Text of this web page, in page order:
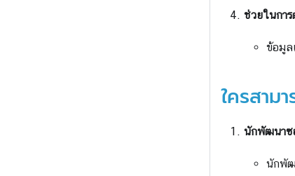
ช่วยในกา
ข้อมูล
ใครสาม
นักพัฒนาซ
นักพัฒ